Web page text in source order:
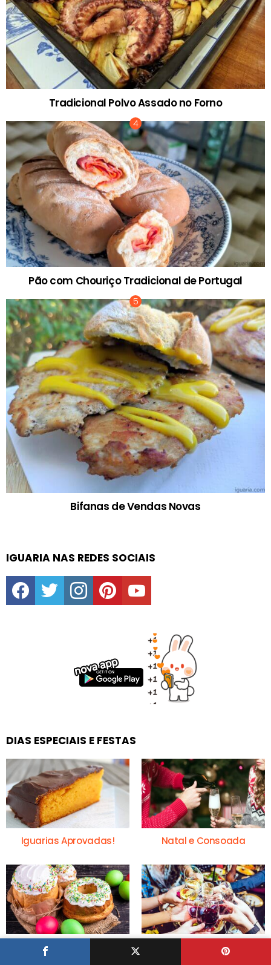
Tradicional Polvo Assado no Forno
Pão com Chouriço Tradicional de Portugal
Bifanas de Vendas Novas
IGUARIA NAS REDES SOCIAIS
facebooktwitter instagrampinterestyoutube
DIAS ESPECIAIS E FESTAS
Iguarias Aprovadas! Natal e Consoada
Receitas da Páscoa Passagem do Ano